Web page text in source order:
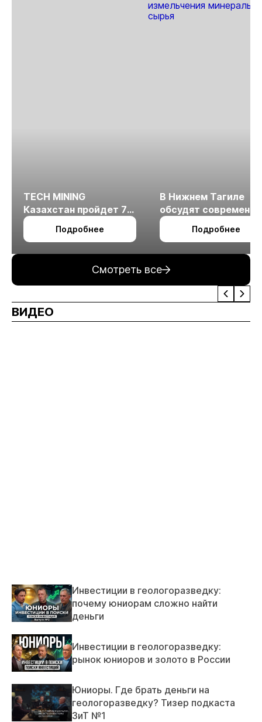
TECH MINING
Казахстан пройдет 7
октября в Алматы
Подробнее
В Нижнем Тагиле
обсудят
технологии
измельчения
Подробнее
Смотреть все
ВИДЕО
Инвестиции в геологоразведку:
почему юниорам сложно найти
деньги
Инвестиции в геологоразведку:
рынок юниоров и золото в России
Юниоры. Где брать деньги на
геологоразведку? Тизер подкаста
ЗиТ №1